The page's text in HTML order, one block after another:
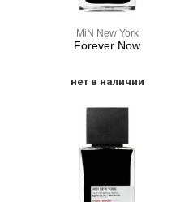
MiN New York
Forever Now
нет в наличии